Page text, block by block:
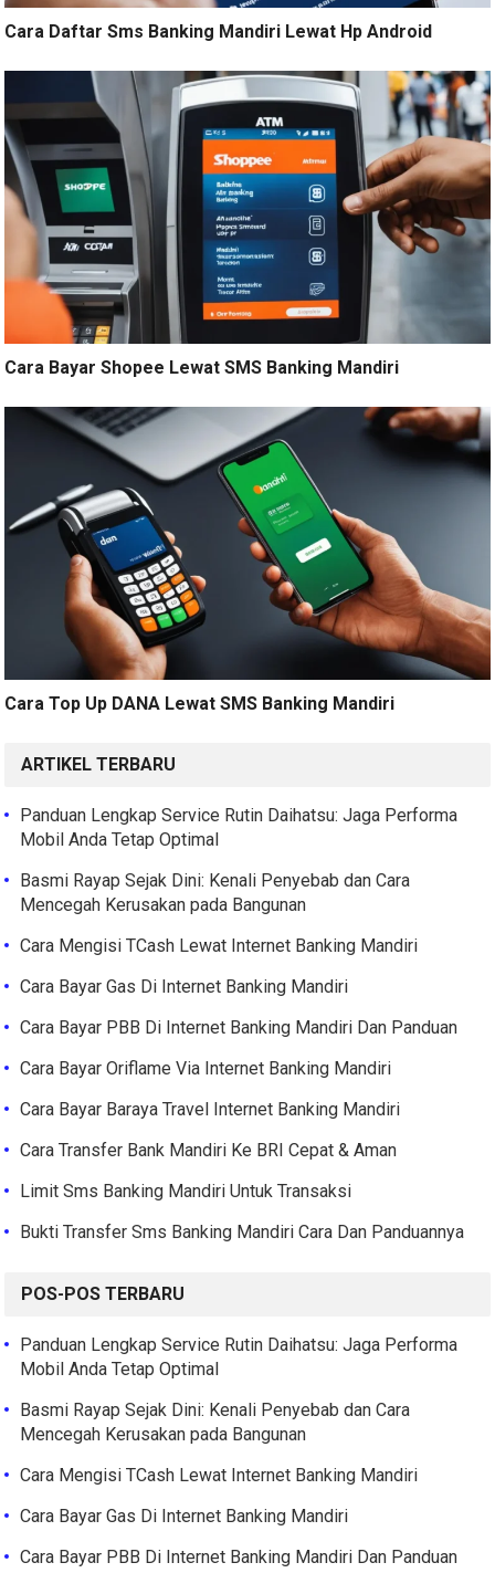
Cara Daftar Sms Banking Mandiri Lewat Hp Android
Cara Bayar Shopee Lewat SMS Banking Mandiri
Cara Top Up DANA Lewat SMS Banking Mandiri
ARTIKEL TERBARU
Panduan Lengkap Service Rutin Daihatsu: Jaga Performa
Mobil Anda Tetap Optimal
Basmi Rayap Sejak Dini: Kenali Penyebab dan Cara
Mencegah Kerusakan pada Bangunan
Cara Mengisi TCash Lewat Internet Banking Mandiri
Cara Bayar Gas Di Internet Banking Mandiri
Cara Bayar PBB Di Internet Banking Mandiri Dan Panduan
Cara Bayar Oriflame Via Internet Banking Mandiri
Cara Bayar Baraya Travel Internet Banking Mandiri
Cara Transfer Bank Mandiri Ke BRI Cepat & Aman
Limit Sms Banking Mandiri Untuk Transaksi
Bukti Transfer Sms Banking Mandiri Cara Dan Panduannya
POS-POS TERBARU
Panduan Lengkap Service Rutin Daihatsu: Jaga Performa
Mobil Anda Tetap Optimal
Basmi Rayap Sejak Dini: Kenali Penyebab dan Cara
Mencegah Kerusakan pada Bangunan
Cara Mengisi TCash Lewat Internet Banking Mandiri
Cara Bayar Gas Di Internet Banking Mandiri
Cara Bayar PBB Di Internet Banking Mandiri Dan Panduan